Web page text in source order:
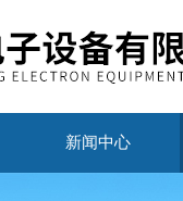
新闻中心